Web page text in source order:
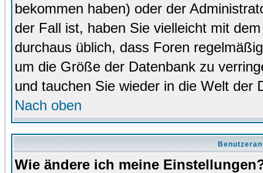
bekommen haben) oder der
der Fall ist, haben Sie vielleicht mit
durchaus üblich, dass Foren
um die Größe der Datenbank zu
und tauchen Sie wieder in die Welt der
Nach oben
Wie ändere ich meine